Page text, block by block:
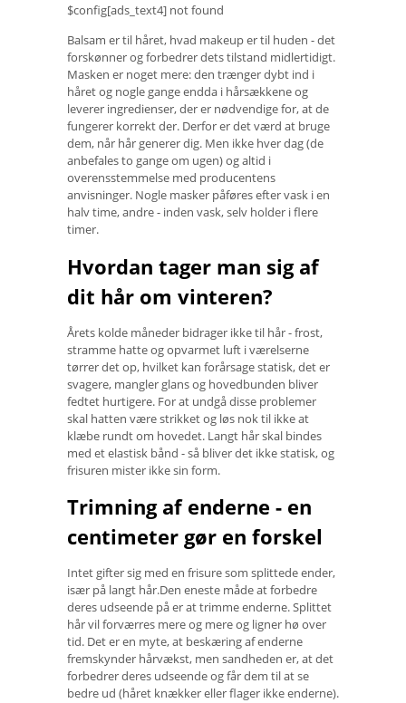
$config[ads_text4] not found
Balsam er til håret, hvad makeup er til huden - det
forskønner og forbedrer dets tilstand midlertidigt.
Masken er noget mere: den trænger dybt ind i
håret og nogle gange endda i hårsækkene og
leverer ingredienser, der er nødvendige for, at de
fungerer korrekt der. Derfor er det værd at bruge
dem, når hår generer dig. Men ikke hver dag (de
anbefales to gange om ugen) og altid i
overensstemmelse med producentens
anvisninger. Nogle masker påføres efter vask i en
halv time, andre - inden vask, selv holder i flere
timer.
Hvordan tager man sig af
dit hår om vinteren?
Årets kolde måneder bidrager ikke til hår - frost,
stramme hatte og opvarmet luft i værelserne
tørrer det op, hvilket kan forårsage statisk, det er
svagere, mangler glans og hovedbunden bliver
fedtet hurtigere. For at undgå disse problemer
skal hatten være strikket og løs nok til ikke at
klæbe rundt om hovedet. Langt hår skal bindes
med et elastisk bånd - så bliver det ikke statisk, og
frisuren mister ikke sin form.
Trimning af enderne - en
centimeter gør en forskel
Intet gifter sig med en frisure som splittede ender,
især på langt hår.Den eneste måde at forbedre
deres udseende på er at trimme enderne. Splittet
hår vil forværres mere og mere og ligner hø over
tid. Det er en myte, at beskæring af enderne
fremskynder hårvækst, men sandheden er, at det
forbedrer deres udseende og får dem til at se
bedre ud (håret knækker eller flager ikke enderne).